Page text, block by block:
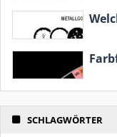
SCHLAGWÖRTER